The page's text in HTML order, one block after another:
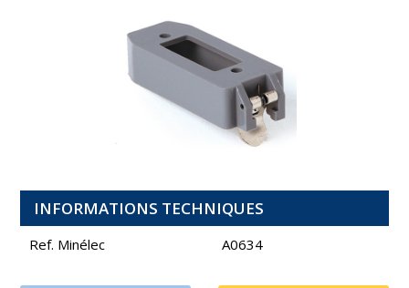
INFORMATIONS TECHNIQUES
Ref. Minélec A0634